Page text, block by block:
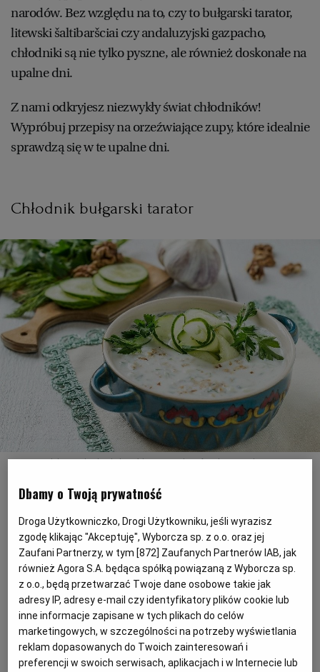
LUBLIN
ŁÓDŹ
OPOLE
RADOM
RYBNIK
RZESZÓW
SOSNOWIEC
SZCZECIN
TORUŃ
TRÓJMIASTO
WAŁBRZYCH
WARSZAWA
WROCŁAW
PUBLIO.PL
KULTURALNYSKLEP.PL
ZDROWIE
WIDEO
FORUM
narodów. Bez względu na to, czy to bułgarski tarator,
litewski šaltibaršciai czy andaluzyjski gazpacho,
chłodniki są nie tylko pyszne, ale również doskonałe na
upalne dni.
Z nami odkryjesz niezwykły świat chłodników!
Wypróbuj przepisy na orzeźwiające zupy, które idealnie
sprawdzą się w te upalne dni.
Chłodnik bułgarski tarator
Tarator, czyli bułgarski chłodnik ogórkowo-orzechowyfot. Shutterstock
Dla 4 osób
Czas przygotowania: 15 minut plus czas chłodzenia
Chłodnik bułgarski tarator – składniki:
ogórek
pęczek koperku
Dbamy o Twoją prywatność
Droga Użytkowniczko, Drogi Użytkowniku, jeśli wyrazisz
zgodę klikając "Akceptuję", Wyborcza sp. z o.o. oraz jej
Zaufani Partnerzy, w tym [872] Zaufanych Partnerów IAB, jak
również Agora S.A. będąca spółką powiązaną z Wyborcza sp.
z o.o., będą przetwarzać Twoje dane osobowe takie jak
adresy IP, adresy e-mail czy identyfikatory plików cookie lub
inne informacje zapisane w tych plikach do celów
marketingowych, w szczególności na potrzeby wyświetlania
reklam dopasowanych do Twoich zainteresowań i
preferencji w swoich serwisach, aplikacjach i w Internecie lub